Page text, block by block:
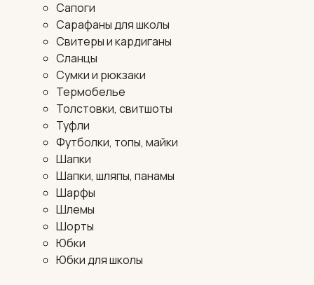
Сапоги
Сарафаны для школы
Свитеры и кардиганы
Сланцы
Сумки и рюкзаки
Термобелье
Толстовки, свитшоты
Туфли
Футболки, топы, майки
Шапки
Шапки, шляпы, панамы
Шарфы
Шлемы
Шорты
Юбки
Юбки для школы